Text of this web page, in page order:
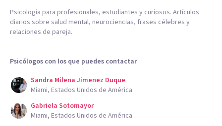
Psicología para profesionales, estudiantes y curiosos. Artículos
diarios sobre salud mental, neurociencias, frases célebres y
relaciones de pareja.
Psicólogos con los que puedes contactar
Sandra Milena Jimenez Duque
Miami, Estados Unidos de América
Gabriela Sotomayor
Miami, Estados Unidos de América